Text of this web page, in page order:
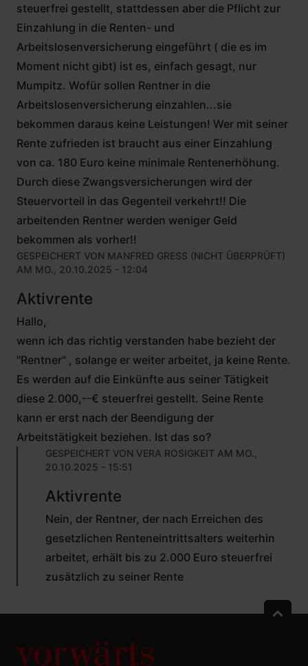
steuerfrei gestellt, stattdessen aber die Pflicht zur
Einzahlung in die Renten- und
Arbeitslosenversicherung eingeführt ( die es im
Moment nicht gibt) ist es, einfach gesagt, nur
Mumpitz. Wofür sollen Rentner in die
Arbeitslosenversicherung einzahlen...sie
bekommen daraus keine Leistungen! Wer mit seiner
Rente zufrieden ist braucht aus einer Einzahlung
von ca. 180 Euro keine minimale Rentenerhöhung.
Durch diese Zwangsversicherungen wird der
Steuervorteil in das Gegenteil verkehrt!! Die
arbeitenden Rentner werden weniger Geld
bekommen als vorher!!
GESPEICHERT VON MANFRED GRESS (NICHT ÜBERPRÜFT)
AM MO., 20.10.2025 - 12:04
Aktivrente
Hallo,
wenn ich das richtig verstanden habe bezieht der
"Rentner" , solange er weiter arbeitet, ja keine Rente.
Es werden auf die Einkünfte aus seiner Tätigkeit
diese 2.000,--€ steuerfrei gestellt. Seine Rente
kann er erst nach der Beendigung der
Arbeitstätigkeit beziehen. Ist das so?
GESPEICHERT VON VERA ROSIGKEIT AM MO.,
20.10.2025 - 15:51
AUF
MANFRED
GRESS (
BERPRÜFT)
Aktivrente
Nein, der Rentner, der nach Erreichen des
gesetzlichen Renteneintrittsalters weiterhin
arbeitet, erhält bis zu 2.000 Euro steuerfrei
zusätzlich zu seiner Rente